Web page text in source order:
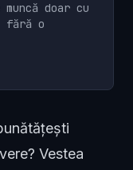
doar cu
fără o
Vestea